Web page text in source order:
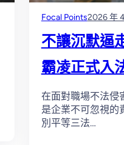
Focal Points2026 年
不讓沉默逼
霸凌正式入
在面對職場不法侵
是企業不可忽視的
別平等三法…